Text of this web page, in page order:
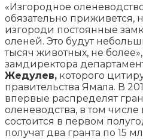
«Изгородное
обязательно приживется,
изгороди постоянные
оленей. Это будут
тысяч животных, не
замдиректора
Жедулев, которого
правительства Ямала. В
впервые распределят
оленеводства, в том
состоится в первом
получат два гранта по 15